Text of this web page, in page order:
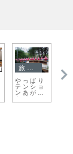
旅日記
最後まで
ビエンチ
ャ
ン。。。
留